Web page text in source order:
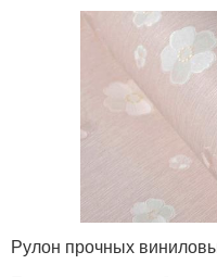
Рулон прочных